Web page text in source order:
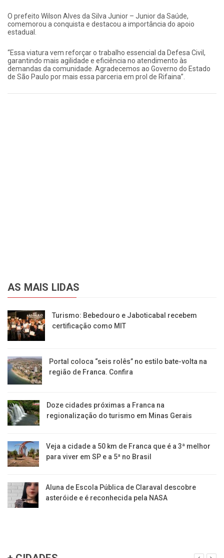
O prefeito Wilson Alves da Silva Junior – Junior da Saúde,
comemorou a conquista e destacou a importância do apoio
estadual.
“Essa viatura vem reforçar o trabalho essencial da Defesa Civil,
garantindo mais agilidade e eficiência no atendimento às
demandas da comunidade. Agradecemos ao Governo do Estado
de São Paulo por mais essa parceria em prol de Rifaina”.
AS MAIS LIDAS
Turismo: Bebedouro e Jaboticabal recebem
certificação como MIT
Portal coloca “seis rolês” no estilo bate-volta na
região de Franca. Confira
​Doze cidades próximas a Franca na
regionalização do turismo em Minas Gerais
Veja a cidade a 50 km de Franca que é a 3ª melhor
para viver em SP e a 5ª no Brasil
Aluna de Escola Pública de Claraval descobre
asteróide e é reconhecida pela NASA